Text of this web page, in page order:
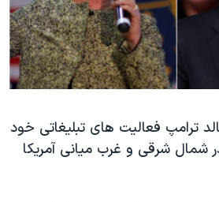
۲۰۲۴
اسرائیل
ترامپ فعالیت های تبلیغاتی خود
شمال شرقی و غرب میانی آمریکا